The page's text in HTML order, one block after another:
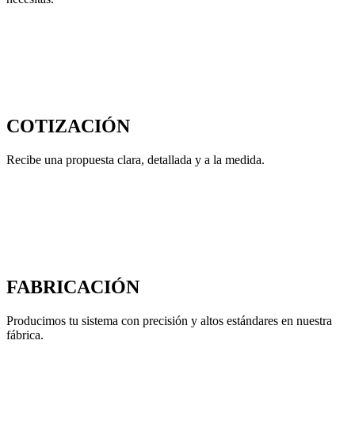
COTIZACIÓN
Recibe una propuesta clara, detallada y a la medida.
FABRICACIÓN
Producimos tu sistema con precisión y altos estándares en nuestra
fábrica.